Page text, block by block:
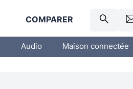
COMPARER
Audio Maison connectée